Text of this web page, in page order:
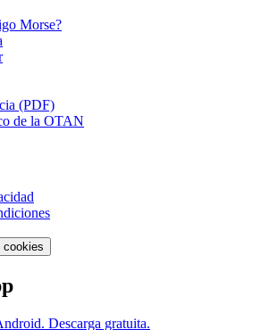
Morse?
(PDF)
de la OTAN
cookies
Descarga gratuita.